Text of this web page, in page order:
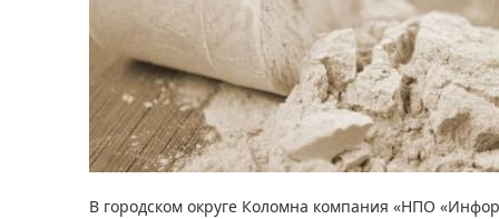
В городском округе Коломна компания «НПО